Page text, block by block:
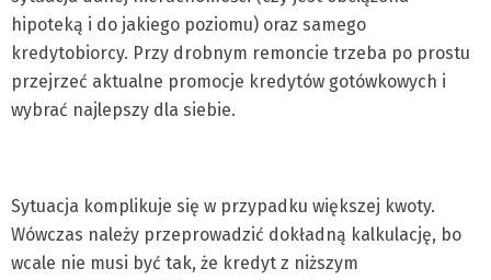
hipoteką i do jakiego poziomu) oraz samego
kredytobiorcy. Przy drobnym remoncie trzeba po prostu
przejrzeć aktualne promocje kredytów gotówkowych i
wybrać najlepszy dla siebie.
Sytuacja komplikuje się w przypadku większej kwoty.
Wówczas należy przeprowadzić dokładną kalkulację, bo
wcale nie musi być tak, że kredyt z niższym